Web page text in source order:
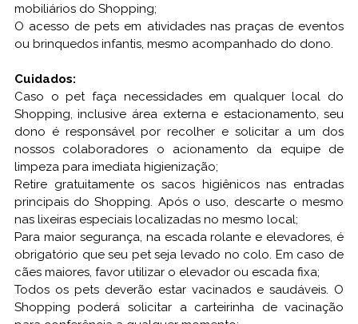
mobiliários do Shopping;
O acesso de pets em atividades nas praças de eventos
ou brinquedos infantis, mesmo acompanhado do dono.
Cuidados:
Caso o pet faça necessidades em qualquer local do
Shopping, inclusive área externa e estacionamento, seu
dono é responsável por recolher e solicitar a um dos
nossos colaboradores o acionamento da equipe de
limpeza para imediata higienização;
Retire gratuitamente os sacos higiênicos nas entradas
principais do Shopping. Após o uso, descarte o mesmo
nas lixeiras especiais localizadas no mesmo local;
Para maior segurança, na escada rolante e elevadores, é
obrigatório que seu pet seja levado no colo. Em caso de
cães maiores, favor utilizar o elevador ou escada fixa;
Todos os pets deverão estar vacinados e saudáveis. O
Shopping poderá solicitar a carteirinha de vacinação